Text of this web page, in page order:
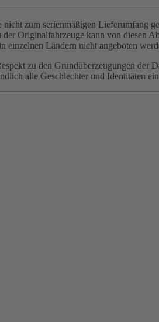
zum serienmäßigen Lieferumfang
Originalfahrzeuge kann von
einzelnen Ländern nicht angeboten
zu den Grundüberzeugungen
alle Geschlechter und Identitäten